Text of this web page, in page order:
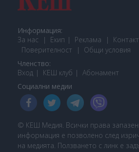
Информация:
За нас
Екип Реклама
Поверителност
Общи условия
Членство:
Вход
КЕШ клуб Абонамент
Социални медии
© КЕШ Медия. Всички права
информация е позволено след
на медията. Ползването с линк е